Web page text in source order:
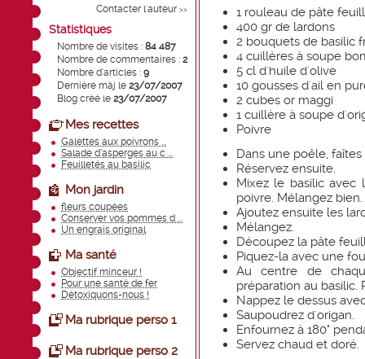
Contacter l'auteur >>
Statistiques
Nombre de visites : 84 487
Nombre de commentaires : 2
Nombre d'articles : 9
Dernière màj le 23/07/2007
Blog créé le 23/07/2007
Mes recettes
Galettes aux poivrons ...
Salade d’asperges au c ...
Feuilletés au basilic
Mon jardin
fleurs coupées
Conserver vos pommes d ...
Un engrais original
Ma santé
Objectif minceur !
Pour une santé de fer
Détoxiquons-nous !
Ma rubrique perso 1
Ma rubrique perso 2
1 rouleau de pâte
400 gr de lardons
2 bouquets de basilic
4 cuillères à soupe
5 cl d'huile d'olive
10 gousses d'ail en
2 cubes or maggi
1 cuillère à soupe
Poivre
Dans une poêle,
Réservez ensuite.
Mixez le basilic avec
poivre. Mélangez bien.
Ajoutez ensuite les
Mélangez.
Découpez la pâte
Piquez-la avec une
Au centre de
préparation au basilic.
Nappez le dessus
Saupoudrez d'origan.
Enfournez à 180°
Servez chaud et doré.